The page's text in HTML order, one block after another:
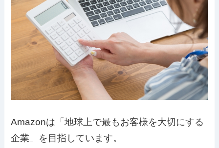
Amazonは「地球上で最もお客様を大切にする
企業」を目指しています。